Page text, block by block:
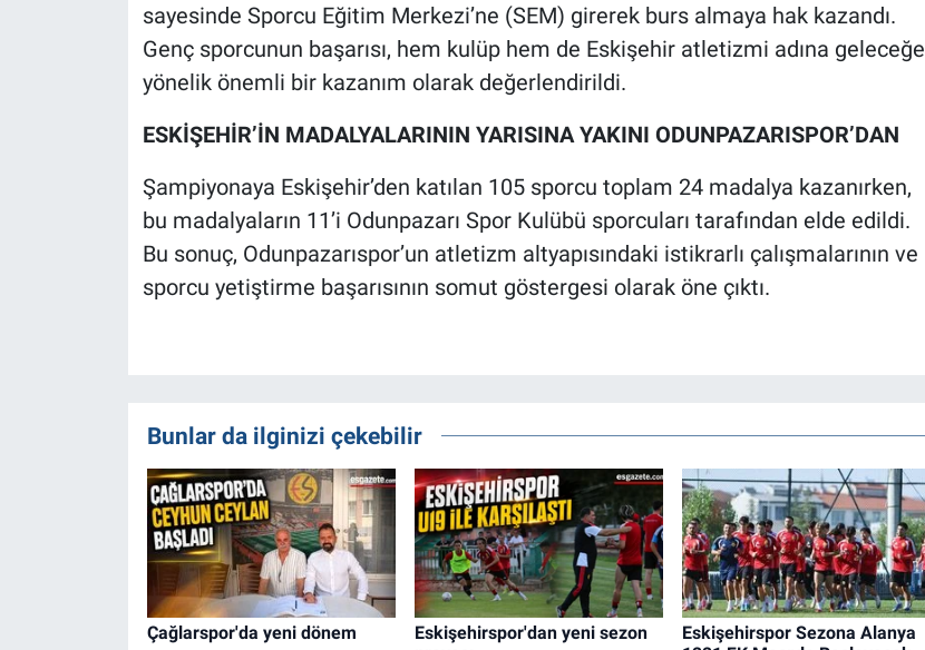
sayesinde Sporcu Eğitim Merkezi’ne (SEM) girerek burs almaya hak kazandı.
Genç sporcunun başarısı, hem kulüp hem de Eskişehir atletizmi adına geleceğe
yönelik önemli bir kazanım olarak değerlendirildi.
ESKİŞEHİR’İN MADALYALARININ YARISINA YAKINI ODUNPAZARISPOR’DAN
Şampiyonaya Eskişehir’den katılan 105 sporcu toplam 24 madalya kazanırken,
bu madalyaların 11’i Odunpazarı Spor Kulübü sporcuları tarafından elde edildi.
Bu sonuç, Odunpazarıspor’un atletizm altyapısındaki istikrarlı çalışmalarının ve
sporcu yetiştirme başarısının somut göstergesi olarak öne çıktı.
Bunlar da ilginizi çekebilir
Çağlarspor'da yeni dönem
Eskişehirspor'dan yeni sezon
Eskişehirspor Sezona Alanya